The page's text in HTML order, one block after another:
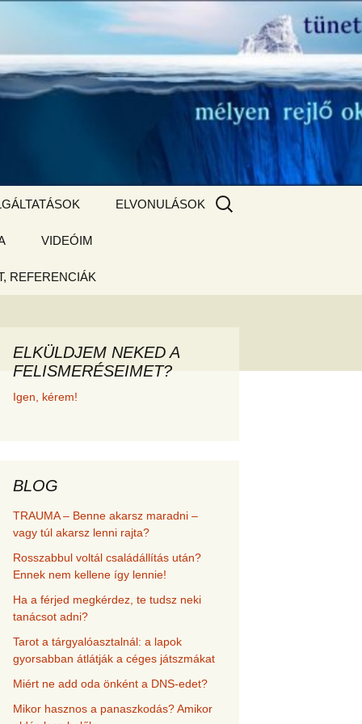
BOLT
ELVONULÁSOK
VIDEÓIM
REFERENCIÁK
az új
és
Keresés:
ELKÜLDJEM NEKED A
FELISMERÉSEIMET?
Igen, kérem!
BLOG
TRAUMA – Benne akarsz maradni –
vagy túl akarsz lenni rajta?
Rosszabbul voltál családállítás után?
Ennek nem kellene így lennie!
Ha a férjed megkérdez, te tudsz neki
tanácsot adni?
Tarot a tárgyalóasztalnál: a lapok
gyorsabban átlátják a céges játszmákat
Miért ne add oda önként a DNS-edet?
Mikor hasznos a panaszkodás? Amikor